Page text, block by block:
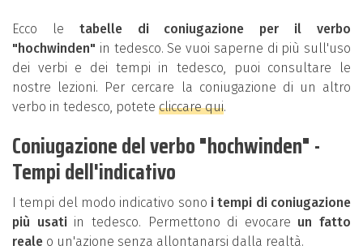
Ecco le tabelle di coniugazione per il verbo
"hochwinden" in tedesco. Se vuoi saperne di più sull'uso
dei verbi e dei tempi in tedesco, puoi consultare le
nostre lezioni. Per cercare la coniugazione di un altro
verbo in tedesco, potete cliccare qui.
Coniugazione del verbo "hochwinden" -
Tempi dell'indicativo
I tempi del modo indicativo sono i tempi di coniugazione
più usati in tedesco. Permettono di evocare un fatto
reale o un'azione senza allontanarsi dalla realtà.